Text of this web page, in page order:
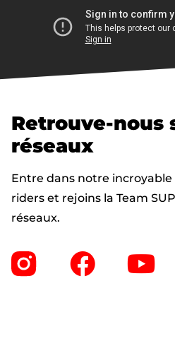
Retrouve-nous
réseaux
Entre dans notre
riders et rejoins la Team
réseaux.